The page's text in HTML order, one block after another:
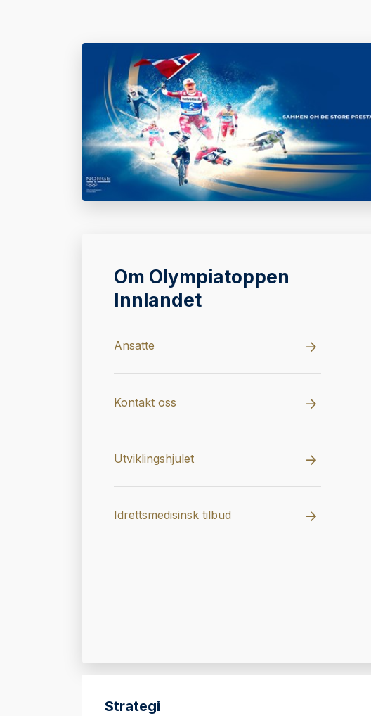
Om Olympiatoppen
Innlandet
Ansatte
Kontakt oss
Utviklingshjulet
Idrettsmedisinsk tilbud
Strategi